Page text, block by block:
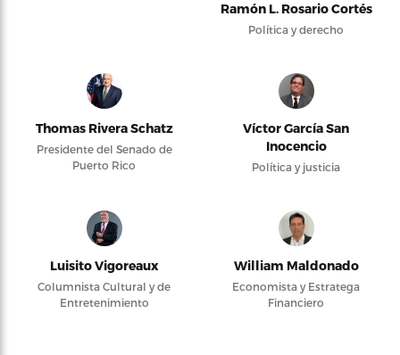
Ramón L. Rosario Cortés
Política y derecho
Thomas Rivera Schatz
Presidente del Senado de
Puerto Rico
Víctor García San
Inocencio
Política y justicia
Luisito Vigoreaux
Columnista Cultural y de
Entretenimiento
William Maldonado
Economista y Estratega
Financiero